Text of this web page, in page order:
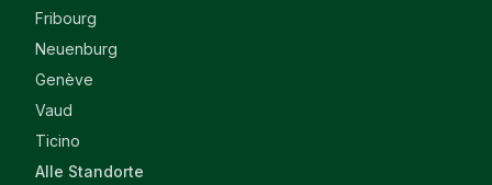
Fribourg
Neuenburg
Genève
Vaud
Ticino
Alle Standorte